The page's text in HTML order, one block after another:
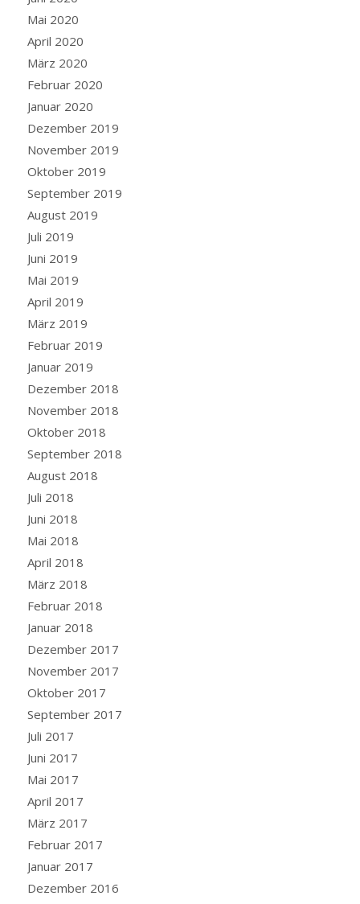
Mai 2020
April 2020
März 2020
Februar 2020
Januar 2020
Dezember 2019
November 2019
Oktober 2019
September 2019
August 2019
Juli 2019
Juni 2019
Mai 2019
April 2019
März 2019
Februar 2019
Januar 2019
Dezember 2018
November 2018
Oktober 2018
September 2018
August 2018
Juli 2018
Juni 2018
Mai 2018
April 2018
März 2018
Februar 2018
Januar 2018
Dezember 2017
November 2017
Oktober 2017
September 2017
Juli 2017
Juni 2017
Mai 2017
April 2017
März 2017
Februar 2017
Januar 2017
Dezember 2016